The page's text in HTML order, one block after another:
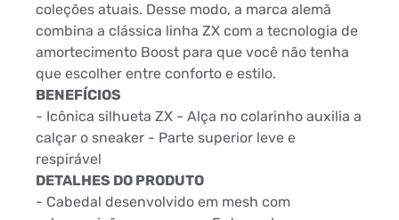
coleções atuais. Desse modo, a marca alemã
combina a clássica linha ZX com a tecnologia de
amortecimento Boost para que você não tenha
que escolher entre conforto e estilo.
BENEFÍCIOS
- Icônica silhueta ZX - Alça no colarinho auxilia a
calçar o sneaker - Parte superior leve e
respirável
DETALHES DO PRODUTO
- Cabedal desenvolvido em mesh com